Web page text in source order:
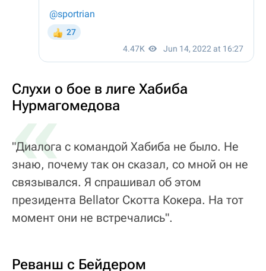
Слухи о бое в лиге Хабиба
Нурмагомедова
«
"Диалога с командой Хабиба не было. Не
знаю, почему так он сказал, со мной он не
связывался. Я спрашивал об этом
президента Bellator Скотта Кокера. На тот
момент они не встречались".
Реванш с Бейдером